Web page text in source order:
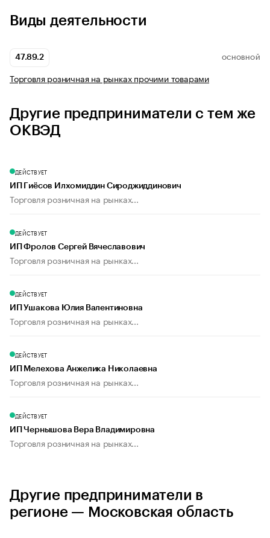
Виды деятельности
47.89.2 ОСНОВНОЙ
Торговля розничная на рынках прочими товарами
Другие предприниматели с тем же
ОКВЭД
ДЕЙСТВУЕТ
ИП Гиёсов Илхомиддин Сироджиддинович
Торговля розничная на рынках...
ДЕЙСТВУЕТ
ИП Фролов Сергей Вячеславович
Торговля розничная на рынках...
ДЕЙСТВУЕТ
ИП Ушакова Юлия Валентиновна
Торговля розничная на рынках...
ДЕЙСТВУЕТ
ИП Мелехова Анжелика Николаевна
Торговля розничная на рынках...
ДЕЙСТВУЕТ
ИП Чернышова Вера Владимировна
Торговля розничная на рынках...
Другие предприниматели в
регионе — Московская область